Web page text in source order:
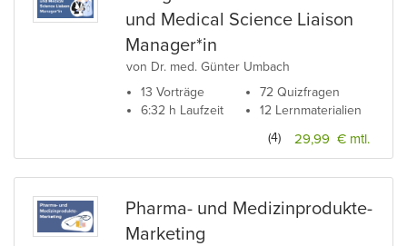
Dr. med. Günter Umbach ist außerdem Senior Associate
des Management Centre Europe in Brüssel sowie
Mitglied der Global Speakers Federation, der German
Speakers Association und des Institute of Management
Consultants der USA. Er ist Autor zahlreicher
Fachartikel, Videos und international veröffentlichter
Business-Ratgeber. Führende und internationale
Workshops und Beratungen, um Kunden zu gewinnen
und ihre Marktposition zu stärken.
und Medical Science Liaison
Manager*in
von Dr. med. Günter Umbach
13 Vorträge
6:32 h Laufzeit
72 Quizfragen
12 Lernmaterialien
29,99 € mtl.
(4)
Pharma- und Medizinprodukte-
Marketing